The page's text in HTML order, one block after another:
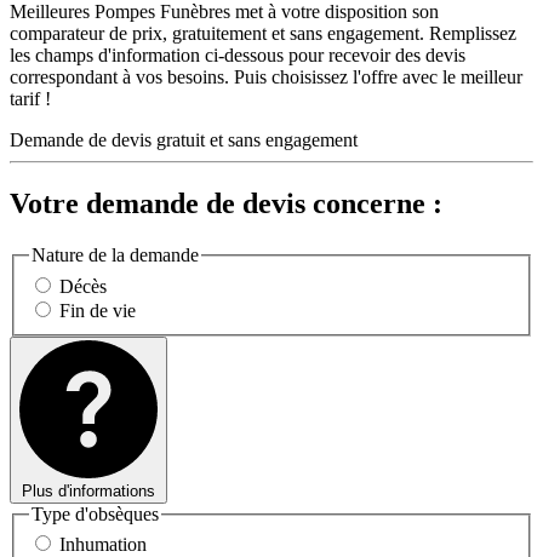
Meilleures Pompes Funèbres met à votre disposition son
comparateur de prix, gratuitement et sans engagement. Remplissez
les champs d'information ci-dessous pour recevoir des devis
correspondant à vos besoins. Puis choisissez l'offre avec le meilleur
tarif !
Demande de devis gratuit et sans engagement
Votre demande de devis concerne :
Nature de la demande
Décès
Fin de vie
Plus d'informations
Type d'obsèques
Inhumation